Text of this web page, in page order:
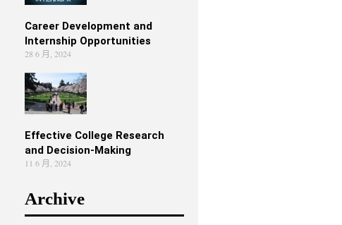
Career Development and
Internship Opportunities
28 6 月, 2024
Effective College Research
and Decision-Making
11 6 月, 2024
Archive